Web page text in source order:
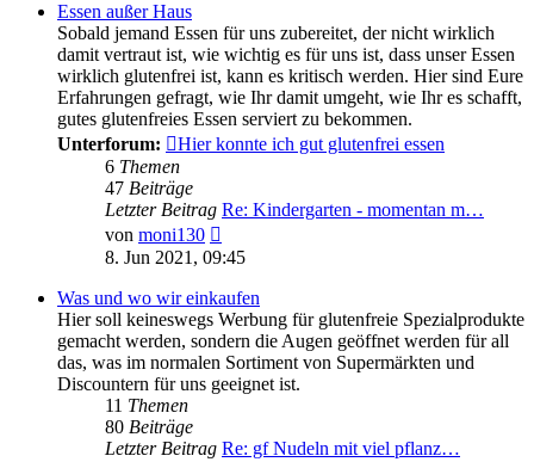
Essen außer Haus
Sobald jemand Essen für uns zubereitet, der nicht wirklich
damit vertraut ist, wie wichtig es für uns ist, dass unser Essen
wirklich glutenfrei ist, kann es kritisch werden. Hier sind Eure
Erfahrungen gefragt, wie Ihr damit umgeht, wie Ihr es schafft,
gutes glutenfreies Essen serviert zu bekommen.
Unterforum:
Hier konnte ich gut glutenfrei essen
6 Themen
47 Beiträge
Letzter Beitrag Re: Kindergarten - momentan m…
von moni130
Beitrag
8. Jun 2021, 09:45
Was und wo wir einkaufen
Hier soll keineswegs Werbung für glutenfreie Spezialprodukte
gemacht werden, sondern die Augen geöffnet werden für all
das, was im normalen Sortiment von Supermärkten und
Discountern für uns geeignet ist.
11 Themen
80 Beiträge
Letzter Beitrag Re: gf Nudeln mit viel pflanz…